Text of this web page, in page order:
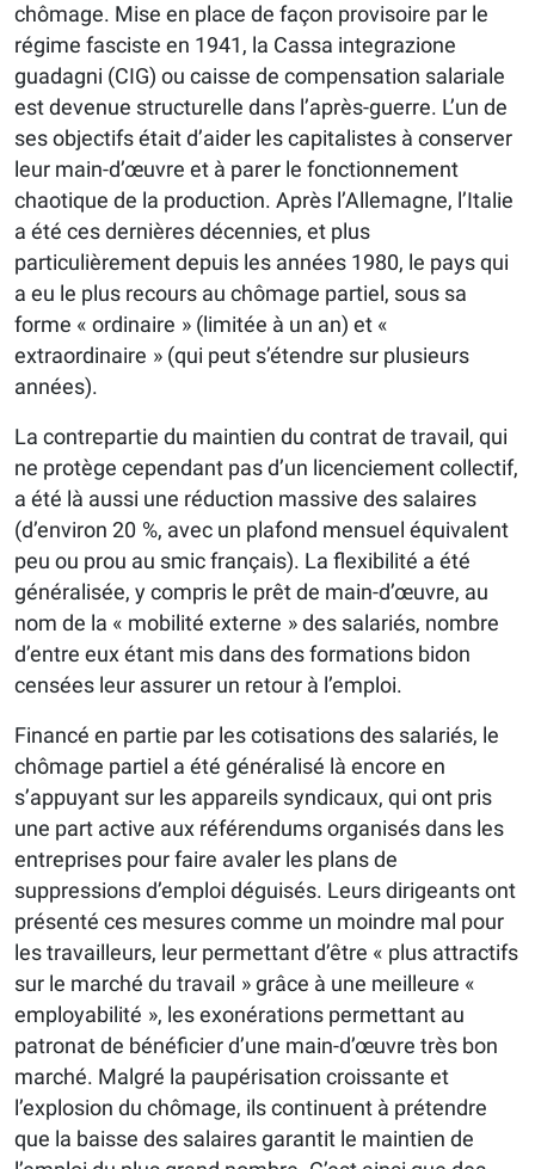
chômage. Mise en place de façon provisoire par le
régime fasciste en 1941, la Cassa integrazione
guadagni (CIG) ou caisse de compensation salariale
est devenue structurelle dans l’après-guerre. L’un de
ses objectifs était d’aider les capitalistes à conserver
leur main-d’œuvre et à parer le fonctionnement
chaotique de la production. Après l’Allemagne, l’Italie
a été ces dernières décennies, et plus
particulièrement depuis les années 1980, le pays qui
a eu le plus recours au chômage partiel, sous sa
forme « ordinaire » (limitée à un an) et «
extraordinaire » (qui peut s’étendre sur plusieurs
années).
La contrepartie du maintien du contrat de travail, qui
ne protège cependant pas d’un licenciement collectif,
a été là aussi une réduction massive des salaires
(d’environ 20 %, avec un plafond mensuel équivalent
peu ou prou au smic français). La flexibilité a été
généralisée, y compris le prêt de main-d’œuvre, au
nom de la « mobilité externe » des salariés, nombre
d’entre eux étant mis dans des formations bidon
censées leur assurer un retour à l’emploi.
Financé en partie par les cotisations des salariés, le
chômage partiel a été généralisé là encore en
s’appuyant sur les appareils syndicaux, qui ont pris
une part active aux référendums organisés dans les
entreprises pour faire avaler les plans de
suppressions d’emploi déguisés. Leurs dirigeants ont
présenté ces mesures comme un moindre mal pour
les travailleurs, leur permettant d’être « plus attractifs
sur le marché du travail » grâce à une meilleure «
employabilité », les exonérations permettant au
patronat de bénéficier d’une main-d’œuvre très bon
marché. Malgré la paupérisation croissante et
l’explosion du chômage, ils continuent à prétendre
que la baisse des salaires garantit le maintien de